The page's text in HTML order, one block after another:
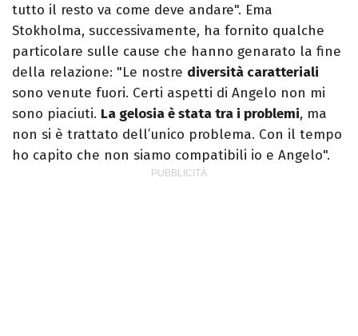
tutto il resto va come deve andare". Ema
Stokholma, successivamente, ha fornito qualche
particolare sulle cause che hanno genarato la fine
della relazione: "Le nostre diversità caratteriali
sono venute fuori. Certi aspetti di Angelo non mi
sono piaciuti. La gelosia è stata tra i problemi, ma
non si è trattato dell’unico problema. Con il tempo
ho capito che non siamo compatibili io e Angelo".